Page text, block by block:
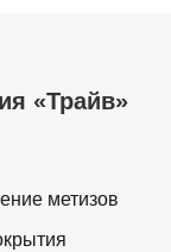
«Трайв»
метизов